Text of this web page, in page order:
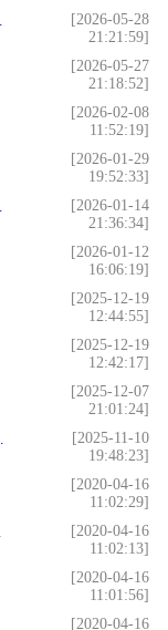
[2026-05-28
21:21:59]
[2026-05-27
21:18:52]
[2026-02-08
11:52:19]
[2026-01-29
19:52:33]
[2026-01-14
21:36:34]
[2026-01-12
16:06:19]
[2025-12-19
12:44:55]
[2025-12-19
12:42:17]
[2025-12-07
21:01:24]
[2025-11-10
19:48:23]
[2020-04-16
11:02:29]
[2020-04-16
11:02:13]
[2020-04-16
11:01:56]
[2020-04-16